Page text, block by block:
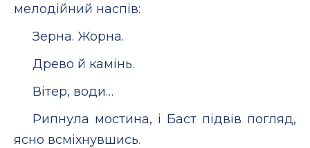
мелодійний наспів:
Зерна. Жорна.
Древо й камінь.
Вітер, води…
Рипнула мостина, і Баст підвів погляд,
ясно всміхнувшись.